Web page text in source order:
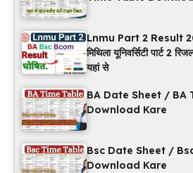
Lnmu Part 2 Result
मिथिला यूनिवर्सिटी पार्ट 2
यहां से
BA Date Sheet / BA
Download Kare
Bsc Date Sheet /
Download Kare